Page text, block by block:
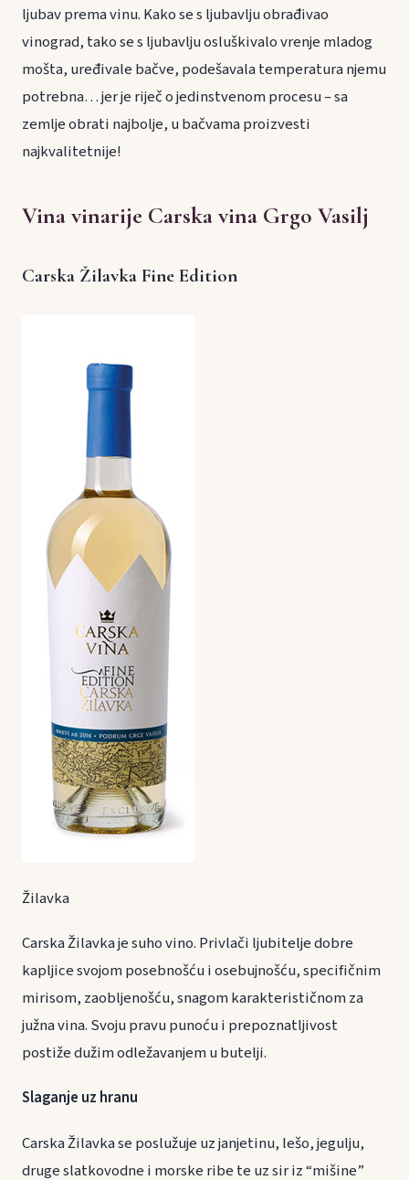
ljubav prema vinu. Kako se s ljubavlju obrađivao
vinograd, tako se s ljubavlju osluškivalo vrenje mladog
mošta, uređivale bačve, podešavala temperatura njemu
potrebna… jer je riječ o jedinstvenom procesu – sa
zemlje obrati najbolje, u bačvama proizvesti
najkvalitetnije!
Vina vinarije Carska vina Grgo Vasilj
Carska Žilavka Fine Edition
Žilavka
Carska Žilavka je suho vino. Privlači ljubitelje dobre
kapljice svojom posebnošću i osebujnošću, specifičnim
mirisom, zaobljenošću, snagom karakterističnom za
južna vina. Svoju pravu punoću i prepoznatljivost
postiže dužim odležavanjem u butelji.
Slaganje uz hranu
Carska Žilavka se poslužuje uz janjetinu, lešo, jegulju,
druge slatkovodne i morske ribe te uz sir iz “mišine”